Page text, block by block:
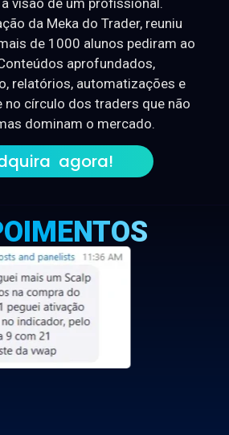
visão de um profissional.
da Meka do Trader, reuniu
de 1000 alunos pediram ao
aprofundados,
relatórios, automatizações e
no círculo dos traders que não
dominam o mercado.
agora!